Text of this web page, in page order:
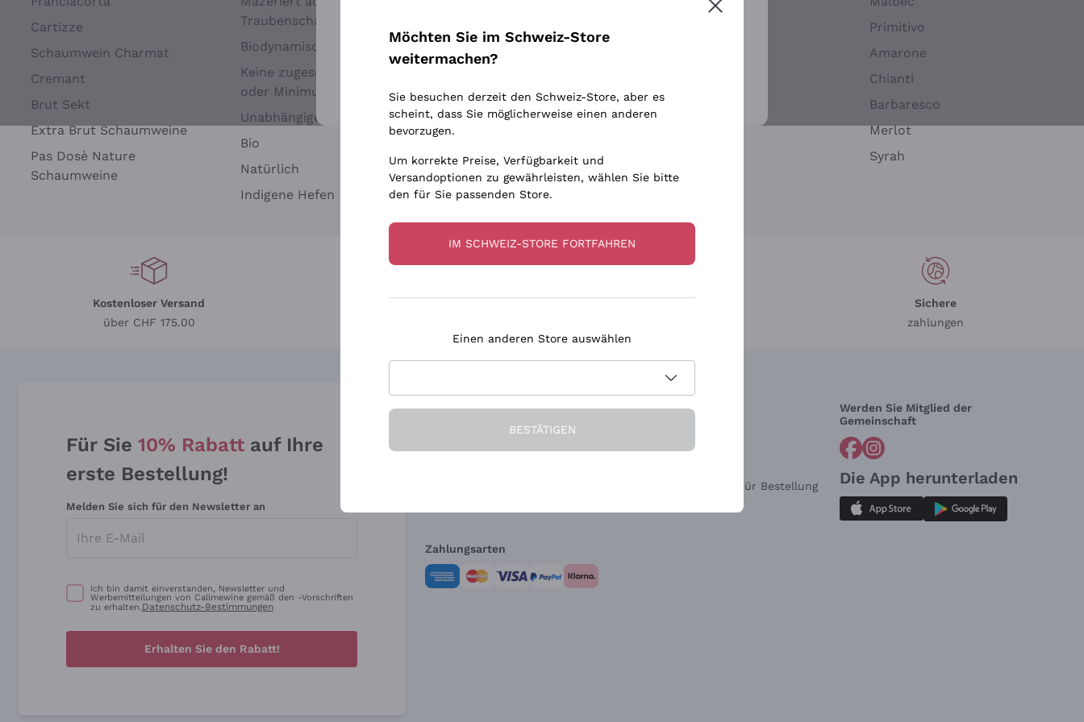
Cartizze
Schaumwein Charmat
Cremant
Brut Sekt
Extra Brut Schaumweine
Pas Dosè Nature
Schaumweine
Traubenschalen
Biodynamisch
Keine zugesetzten Sulfite
oder Minimum
Unabhängige Weinbauern
Bio
Natürlich
Indigene Hefen
Biondi Santi
Argiolas
Zenato
Ca' dei Frati
Chardonnay
Primitivo
Amarone
Chianti
Barbaresco
Merlot
Syrah
Kostenloser Versand
über CHF 175.00
Sichere
zahlungen
Für Sie 10% Rabatt auf Ihre
erste Bestellung!
Melden Sie sich für den Newsletter an
Ich bin damit einverstanden, Newsletter und
Werbemitteilungen von Callmewine gemäß den -Vorschriften
zu erhalten.Datenschutz-Bestimmungen
Erhalten Sie den Rabatt!
Die Firma Brauchen Sie Hilfe?
Widerrufsformular für Bestellung
Werden Sie Mitglied der
Gemeinschaft
Die App herunterladen
Zahlungsarten
Weitere Informationen finden Sie in unserem Datenschutz-Bestimmungen
Möchten Sie im Schweiz-Store
weitermachen?
Sie besuchen derzeit den Schweiz-Store, aber es
scheint, dass Sie möglicherweise einen anderen
bevorzugen.
Um korrekte Preise, Verfügbarkeit und
Versandoptionen zu gewährleisten, wählen Sie bitte
den für Sie passenden Store.
IM SCHWEIZ-STORE FORTFAHREN
Einen anderen Store auswählen
BESTÄTIGEN